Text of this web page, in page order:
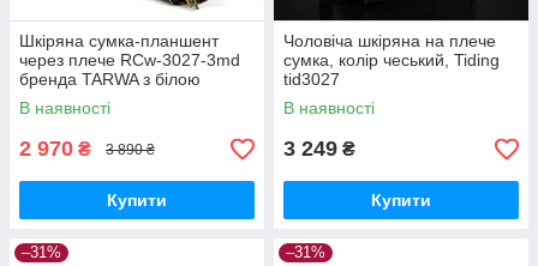
Шкіряна сумка-планшент
через плече RCw-3027-3md
бренда TARWA з білою
строчкою
В наявності
2 970 ₴ 3 890 ₴
Купити
Чоловіча шкіряна на плече
сумка, колір чеський, Tiding
tid3027
В наявності
3 249 ₴
Купити
–31% –31%